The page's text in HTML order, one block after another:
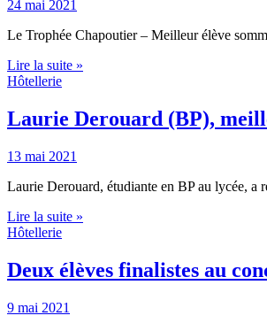
24 mai 2021
Le Trophée Chapoutier – Meilleur élève
Lire la suite »
Hôtellerie
Laurie Derouard (BP),
13 mai 2021
Laurie Derouard, étudiante en BP au lycée, a
Lire la suite »
Hôtellerie
Deux élèves finalistes au
9 mai 2021